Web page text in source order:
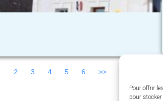
Pour offrir
pour
2 3 4 5 6 >>